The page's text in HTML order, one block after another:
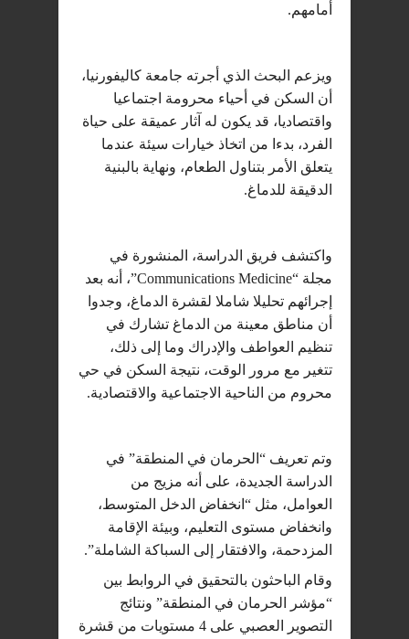
أمامهم.‏
ويزعم البحث الذي أجرته جامعة كاليفورنيا،
أن السكن في أحياء محرومة اجتماعيا
واقتصاديا، قد يكون له آثار عميقة على حياة
الفرد، بدءا من اتخاذ خيارات سيئة عندما
يتعلق الأمر بتناول الطعام، ونهاية بالبنية
الدقيقة للدماغ.
واكتشف فريق الدراسة، المنشورة في
مجلة “Communications Medicine”، أنه بعد
إجرائهم تحليلا شاملا لقشرة الدماغ، وجدوا
أن مناطق معينة من الدماغ تشارك في
تنظيم العواطف والإدراك وما إلى ذلك،
تتغير مع مرور الوقت، نتيجة السكن في حي
محروم من الناحية الاجتماعية والاقتصادية.
وتم تعريف “الحرمان في المنطقة” في
الدراسة الجديدة، على أنه مزيج من
العوامل، مثل “انخفاض الدخل المتوسط،
وانخفاض مستوى التعليم، وبيئة الإقامة
المزدحمة، والافتقار إلى السباكة الشاملة”.
وقام الباحثون بالتحقيق في الروابط بين
“مؤشر الحرمان في المنطقة” ونتائج
التصوير العصبي على 4 مستويات من قشرة